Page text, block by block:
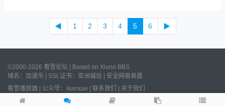
◀ 1 2 3 4 5 6 ▶
©2000-2026 看雪论坛 | Based on Xiuno BBS
域名： 加速乐 | SSL证书： 亚洲诚信 | 安全网易易盾
看雪播放器 | 公众号：ikanxue | 联系我们 | 关于我们
Processed:
s, SQL: 沪ICP备2022023406号 /沪公网安备